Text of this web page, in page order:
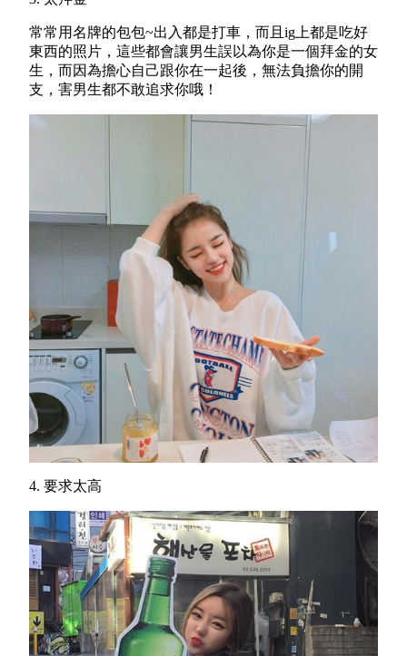
常常用名牌的包包~出入都是打車，而且ig上都是吃好
東西的照片，這些都會讓男生誤以為你是一個拜金的女
生，而因為擔心自己跟你在一起後，無法負擔你的開
支，害男生都不敢追求你哦！
4. 要求太高